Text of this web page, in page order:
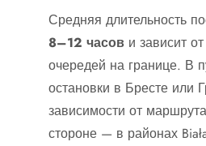
Средняя длительность
8–12 часов и зависит
очередей на границе. В
остановки в Бресте или
зависимости от
стороне — в районах